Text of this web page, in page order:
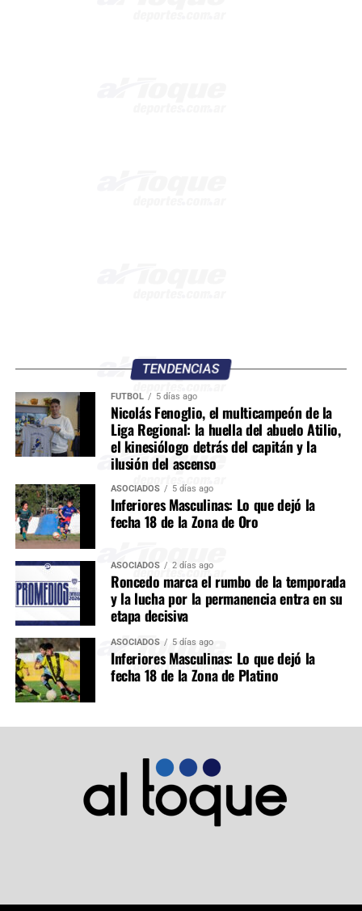
TENDENCIAS
FÚTBOL 5 días ago
Nicolás Fenoglio, el multicampeón de la
Liga Regional: la huella del abuelo Atilio,
el kinesiólogo detrás del capitán y la
ilusión del ascenso
ASOCIADOS 5 días ago
Inferiores Masculinas: Lo que dejó la
fecha 18 de la Zona de Oro
ASOCIADOS 2 días ago
Roncedo marca el rumbo de la temporada
y la lucha por la permanencia entra en su
etapa decisiva
ASOCIADOS 5 días ago
Inferiores Masculinas: Lo que dejó la
fecha 18 de la Zona de Platino